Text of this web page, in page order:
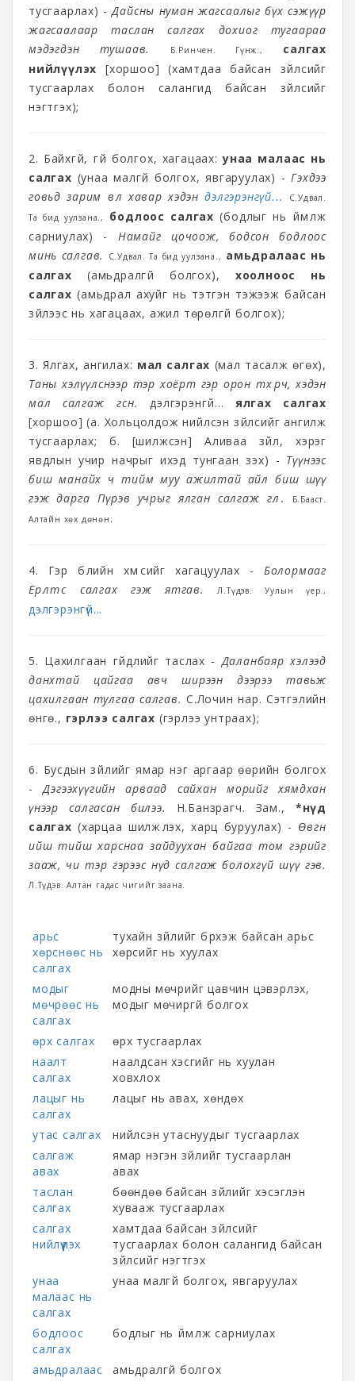
тусгаарлах) -Дайсны нуман жагсаалыг бүх сэжүүр
жагсаалаар таслан салгах дохиог тугаараа
мэдэгдэн тушаав.
Б.Ринчен. Гүнж.,
салгах
нийлүүлэх [хоршоо] (хамтдаа байсан зүйлсийг
тусгаарлах болон салангид байсан зүйлсийг
нэгтгэх);
2. Байхгүй, үгүй болгох, хагацаах:унаа малаас нь
салгах (унаа малгүй болгох, явгаруулах) -Гэхдээ
говьд зарим өвөл хавар хэдэндэлгэрэнгүй...
С.Удвал.
Та бид уулзана.,
бодлоос салгах (бодлыг нь үймүүлж
сарниулах) - Намайг цочоож, бодсон бодлоос
минь салгав.
С.Удвал. Та бид уулзана., амьдралаас нь
салгах (амьдралгүй болгох), хоолноос нь
салгах (амьдрал ахуйг нь тэтгэн тэжээж байсан
зүйлээс нь хагацаах, ажил төрөлгүй болгох);
3. Ялгах, ангилах: мал салгах (мал тасалж өгөх),
Таны хэлүүлснээр тэр хоёрт гэр орон төхөөрч, хэдэн
мал салгаж өгсөн.
дэлгэрэнгүй... ялгах салгах
[хоршоо] (а. Хольцолдож нийлсэн зүйлсийг ангилж
тусгаарлах; б. [шилжсэн] Аливаа зүйл, хэрэг
явдлын учир начрыг ихэд тунгаан үзэх) - Түүнээс
биш манайх ч тийм муу ажилтай айл биш шүү
гэж дарга Пүрэв учрыг ялган салгаж өглөө.
Б.Бааст.
Алтайн хөх дөнөн;
4. Гэр бүлийн хүмүүсийг хагацуулах - Болормааг
Ерөөлтөөс салгах гэж ятгав.
Л.Түдэв. Уулын үер.,
дэлгэрэнгүй...
5. Цахилгаан гүйдлийг таслах -Даланбаяр хэлээд
данхтай цайгаа авч ширээн дээрээ тавьж
цахилгаан тулгаа салгав. С.Лочин нар. Сэтгэлийн
өнгө., гэрлээ салгах (гэрлээ унтраах);
6. Бусдын зүйлийг ямар нэг аргаар өөрийн болгох
- Дэгээхүүгийн арваад сайхан морийг хямдхан
үнээр салгасан билээ.
Н.Банзрагч. Зам.,
*нүд
салгах (харцаа шилжүүлэх, харц буруулах) - Өвгөн
ийш тийш харснаа зайдуухан байгаа том гэрийг
зааж, чи тэр гэрээс нүд салгаж болохгүй шүү гэв.
Л.Түдэв. Алтан гадас чигийг заана.
арьс
хөрснөөс нь
салгах
тухайн зүйлийг бүрхэж байсан арьс
хөрсийг нь хуулах
модыг
мөчрөөс нь
салгах
модны мөчрийг цавчин цэвэрлэх,
модыг мөчиргүй болгох
өрх салгах
өрх тусгаарлах
наалт
салгах
наалдсан хэсгийг нь хуулан
ховхлох
лацыг нь
салгах
лацыг нь авах, хөндөх
утас салгах
нийлсэн утаснуудыг тусгаарлах
салгаж
авах
ямар нэгэн зүйлийг тусгаарлан
авах
таслан
салгах
бөөндөө байсан зүйлийг хэсэглэн
хувааж тусгаарлах
салгах
нийлүүлэх
хамтдаа байсан зүйлсийг
тусгаарлах болон салангид байсан
зүйлсийг нэгтгэх
унаа
малаас нь
салгах
унаа малгүй болгох, явгаруулах
бодлоос
салгах
бодлыг нь үймүүлж сарниулах
амьдралаас
амьдралгүй болгох